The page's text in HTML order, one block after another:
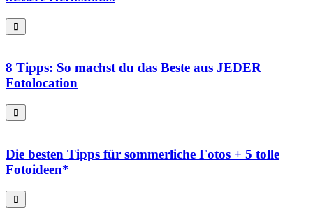
8 Tipps: So machst du das Beste aus JEDER
Fotolocation
Die besten Tipps für sommerliche Fotos + 5 tolle
Fotoideen*